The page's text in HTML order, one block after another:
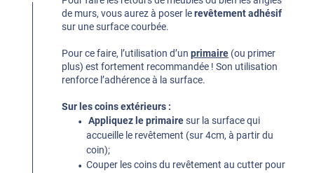
de murs, vous aurez à poser lerevêtement adhésif
sur une surface courbée.
Pour ce faire, l’utilisation d’unprimaire (ou primer
plus) est fortement recommandée ! Son utilisation
renforce l’adhérence à la surface.
Sur les coins extérieurs :
Appliquez le primairesur la surface qui
accueille le revêtement (sur 4cm, à partir du
coin);
Couper les coins du revêtement au cutter pour